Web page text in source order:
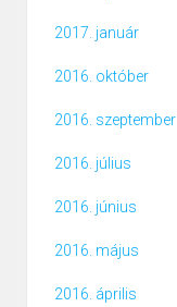
2017. január
2016. október
2016. szeptember
2016. július
2016. június
2016. május
2016. április